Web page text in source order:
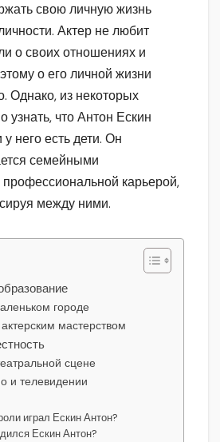
свою личную жизнь
Актер не любит
о своих отношениях и
о его личной жизни
Однако, из некоторых
узнать, что Антон Ескин
него есть дети. Он
семейными
карьерой,
между ними.
городе
мастерством
сцене
и телевидении
играл Ескин Антон?
Ескин Антон?